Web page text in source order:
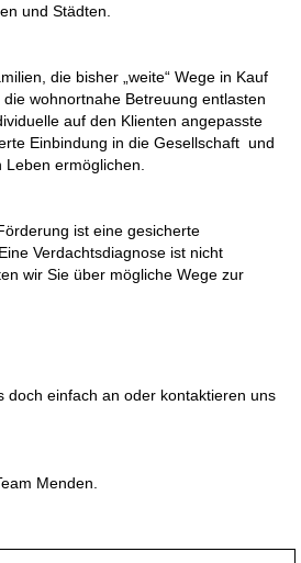
und Städten.
die bisher „weite“ Wege in Kauf
wohnortnahe Betreuung entlasten
auf den Klienten angepasste
Einbindung in die Gesellschaft und
ermöglichen.
ist eine gesicherte
Eine Verdachtsdiagnose ist nicht
wir Sie über mögliche Wege zur
doch einfach an oder kontaktieren uns
Menden.